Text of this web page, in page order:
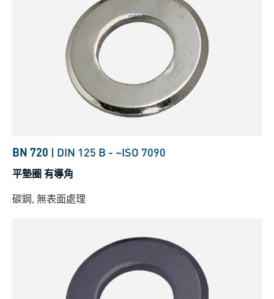
BN 720 | DIN 125 B - ~ISO 7090
平墊圈 有導角
碳鋼, 無表面處理